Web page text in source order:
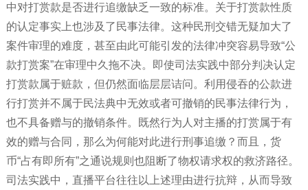
中对打赏款是否进行追缴缺乏一致的标准。关于打赏款性质
的认定事实上也涉及了民事法律。这种民刑交错无疑加大了
案件审理的难度，甚至由此可能引发的法律冲突容易导致“公
款打赏案”在审理中久拖不决。即使司法实践中部分判决认定
打赏款属于赃款，但仍然面临层层诘问。利用侵吞的公款进
行打赏并不属于民法典中无效或者可撤销的民事法律行为，
也不具备赠与的撤销条件。既然行为人对主播的打赏属于有
效的赠与合同，那么为何能对此进行刑事追缴？而且，货
币“占有即所有”之通说规则也阻断了物权请求权的救济路径。
司法实践中，直播平台往往以上述理由进行抗辩，从而导致